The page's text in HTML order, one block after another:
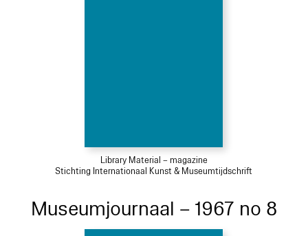
Library Material – magazine
Stichting Internationaal Kunst & Museumtijdschrift
Museumjournaal – 1967 no 8